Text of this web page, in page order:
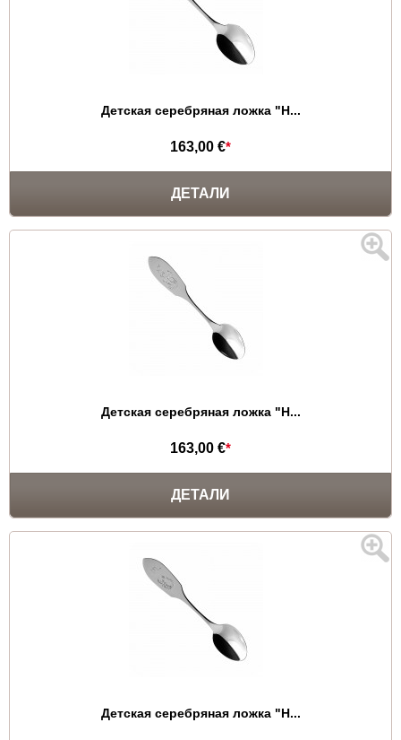
Детская серебряная ложка "Н...
163,00 €*
ДЕТАЛИ
Детская серебряная ложка "Н...
163,00 €*
ДЕТАЛИ
Детская серебряная ложка "Н...